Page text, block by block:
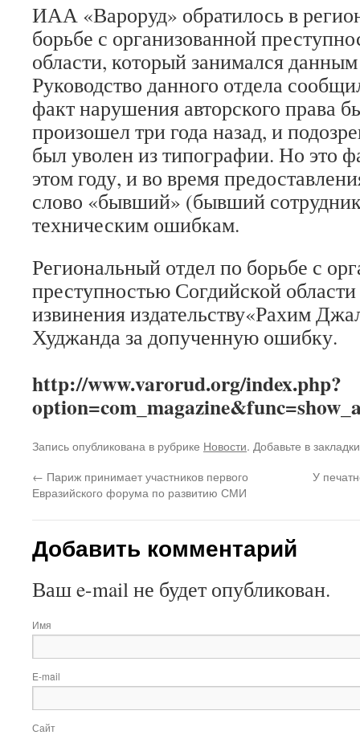
ИАА «Вароруд» обратилось в
борьбе с организованной
области, который занимался
Руководство данного отдела
факт нарушения авторского права
произошел три года назад, и
был уволен из типографии. Но это
этом году, и во время
слово «бывший» (бывший
техническим ошибкам.
Региональный отдел по борьбе с
преступностью Согдийской
извинения издательству«Рахим
Худжанда за допученную ошибку.
http://www.varorud.org/index.php?
Запись опубликована в рубрике Новости. Добавьте в
← Париж принимает участников первого
Евразийского форума по развитию СМИ
У
Добавить комментарий
Ваш e-mail не будет опубликован.
Имя
E-mail
Сайт